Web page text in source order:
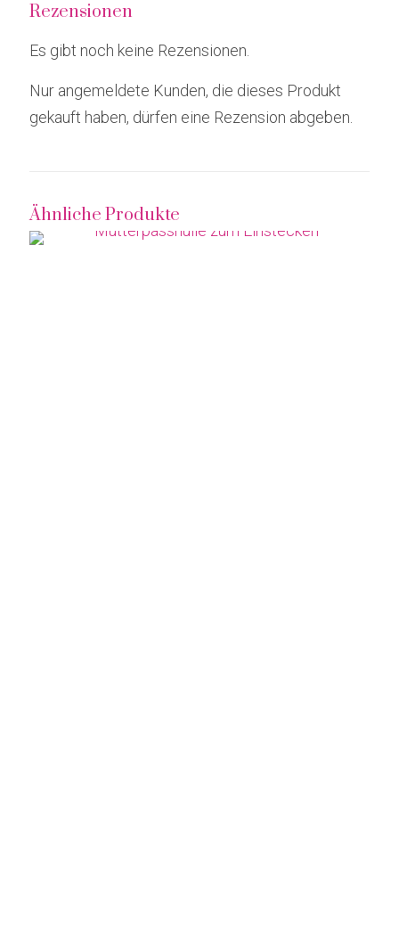
Rezensionen
Es gibt noch keine Rezensionen.
Nur angemeldete Kunden, die dieses Produkt
gekauft haben, dürfen eine Rezension abgeben.
Ähnliche Produkte